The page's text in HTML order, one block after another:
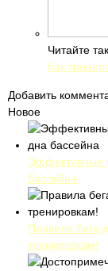
Читайте
Как
Добавить
Новое
Эффективные
бассейна
Правила бега
тренировкам!